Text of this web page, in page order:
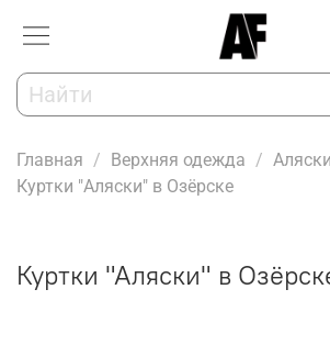
Главная Верхняя одежда
Аляски
Куртки "Аляски" в Озёрске
Куртки "Аляски" в